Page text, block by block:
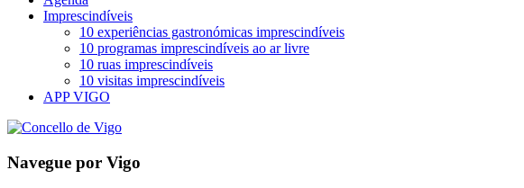
Imprescindíveis
10 experiências gastronómicas imprescindíveis
10 programas imprescindíveis ao ar livre
10 ruas imprescindíveis
10 visitas imprescindíveis
APP VIGO
Navegue por Vigo